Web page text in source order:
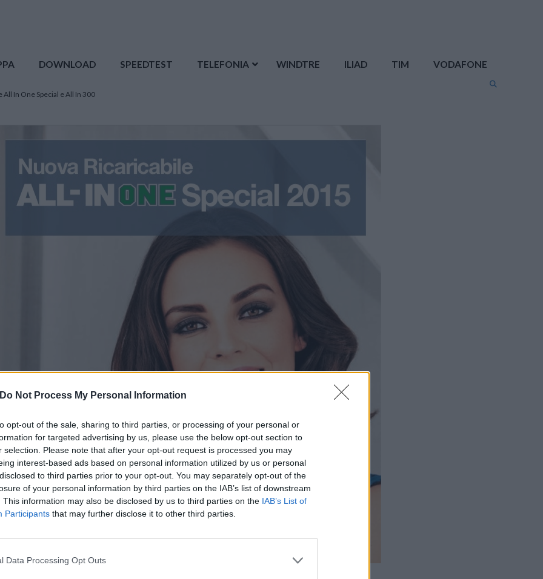
Do Not Process My Personal Information
opt-out of the sale, sharing to third parties, or processing of your personal or
for targeted advertising by us, please use the below opt-out section to
selection. Please note that after your opt-out request is processed you may
interest-based ads based on personal information utilized by us or personal
to third parties prior to your opt-out. You may separately opt-out of the
of your personal information by third parties on the IAB’s list of downstream
This information may also be disclosed by us to third parties on the IAB’s List of
Participants that may further disclose it to other third parties.
Data Processing Opt Outs
DOWNLOAD SPEEDTEST TELEFONIA WINDTRE ILIAD TIM VODAFONE
In One Special e All In 300